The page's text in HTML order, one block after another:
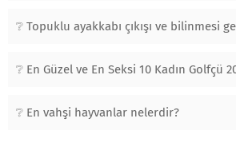
Topuklu ayakkabı çıkışı ve bilinmesi
En Güzel ve En Seksi 10 Kadın Golfçü
En vahşi hayvanlar nelerdir?